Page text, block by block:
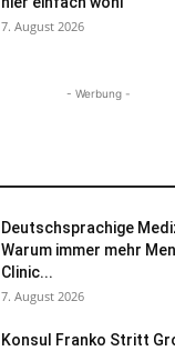
7. August 2026
- Werbung -
Deutschsprachige
Warum immer mehr
Clinic...
7. August 2026
Konsul Franko Stritt